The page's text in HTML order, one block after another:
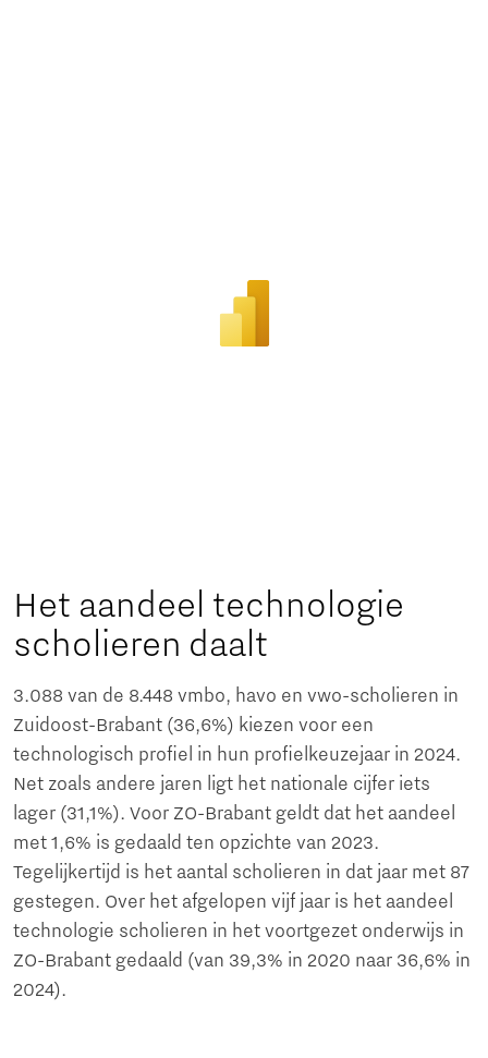
Het aandeel technologie
scholieren daalt
3.088 van de 8.448 vmbo, havo en vwo-scholieren in
Zuidoost-Brabant (36,6%) kiezen voor een
technologisch profiel in hun profielkeuzejaar in 2024.
Net zoals andere jaren ligt het nationale cijfer iets
lager (31,1%). Voor ZO-Brabant geldt dat het aandeel
met 1,6% is gedaald ten opzichte van 2023.
Tegelijkertijd is het aantal scholieren in dat jaar met 87
gestegen. Over het afgelopen vijf jaar is het aandeel
technologie scholieren in het voortgezet onderwijs in
ZO-Brabant gedaald (van 39,3% in 2020 naar 36,6% in
2024).